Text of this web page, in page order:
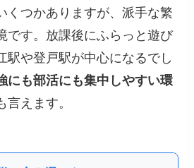
くつかありますが、派手な繁
です。放課後にふらっと遊び
駅や登戸駅が中心になるでし
にも部活にも集中しやすい環
言えます。